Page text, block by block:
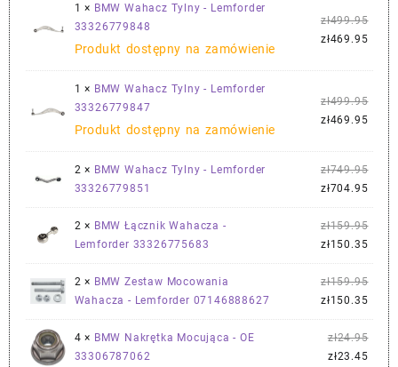
wynosiła:
zł3,435.10.
1 × BMW Wahacz Tylny - Lemforder
33326779848
Produkt dostępny na zamówienie
zł499.95
cena
zł469.95
cena
1 × BMW Wahacz Tylny - Lemforder
33326779847
Produkt dostępny na zamówienie
zł499.95
cena
zł469.95
cena
2 × BMW Wahacz Tylny - Lemforder
33326779851
zł749.95
cena
zł704.95
cena
2 × BMW Łącznik Wahacza -
Lemforder 33326775683
zł159.95
cena
zł150.35
cena
2 × BMW Zestaw Mocowania
Wahacza - Lemforder 07146888627
zł159.95
cena
zł150.35
cena
4 × BMW Nakrętka Mocująca - OE
33306787062
zł24.95
cena
zł23.45